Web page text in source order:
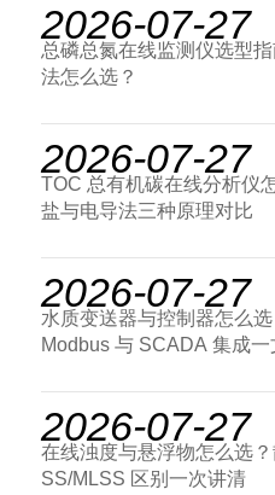
2026-07-27
总磷总氮在线监测仪选型
法怎么选？
2026-07-27
TOC 总有机碳在线分析仪
盐与电导法三种原理对比
2026-07-27
水质变送器与控制器怎么
Modbus 与 SCADA 集成一
2026-07-27
在线浊度与悬浮物怎么选
SS/MLSS 区别一次讲清